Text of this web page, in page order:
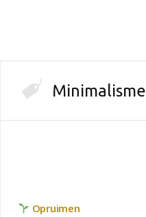
Minimalisme
Opruimen